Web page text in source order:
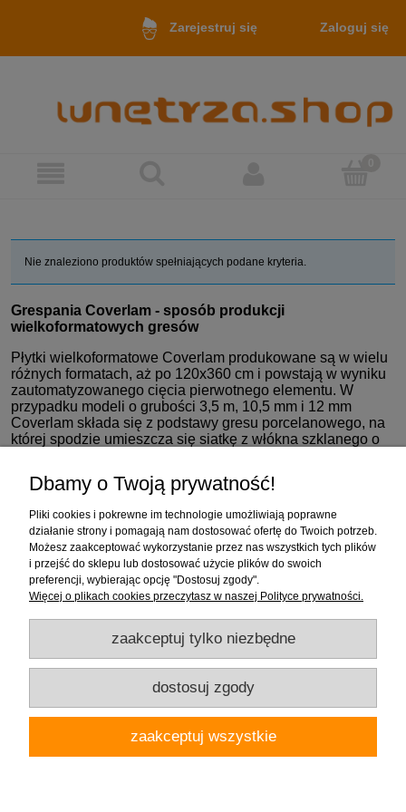
Zarejestruj się Zaloguj się
Nie znaleziono produktów spełniających podane kryteria.
Grespania Coverlam - sposób produkcji
wielkoformatowych gresów
Płytki wielkoformatowe Coverlam produkowane są w wielu
różnych formatach, aż po 120x360 cm i powstają w wyniku
zautomatyzowanego cięcia pierwotnego elementu. W
przypadku modeli o grubości 3,5 m, 10,5 mm i 12 mm
Coverlam składa się z podstawy gresu porcelanowego, na
której spodzie umieszcza się siatkę z włókna szklanego o
Zakupy
Pomoc
Moje konto
Informacje
Firma "Wnętrza" Alicja Galewska | ul. Czapliniecka 1, 97-400 Bełchatów |
woj.łódzkie | tel.: 786912008, 789280889 | email: wnetrza.shop@gmail.com |
Dbamy o Twoją prywatność!
Pliki cookies i pokrewne im technologie umożliwiają poprawne
działanie strony i pomagają nam dostosować ofertę do Twoich potrzeb.
Możesz zaakceptować wykorzystanie przez nas wszystkich tych plików
i przejść do sklepu lub dostosować użycie plików do swoich
preferencji, wybierając opcję "Dostosuj zgody".
Więcej o plikach cookies przeczytasz w naszej Polityce prywatności.
zaakceptuj tylko niezbędne
dostosuj zgody
zaakceptuj wszystkie